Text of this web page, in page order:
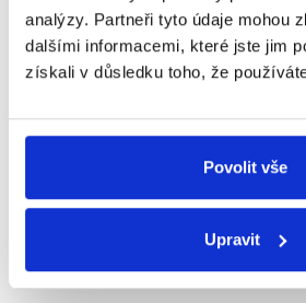
analýzy. Partneři tyto údaje mohou
dalšími informacemi, které jste jim
získali v důsledku toho, že
Povolit vše
Upravit
Celostátní výbor hnutí ANO 22.
jednomyslně odhlasoval, že
post premiéra za hnutí ANO
Ten se předchozí týden nechal
být nemusí.
„Jak už jsme avizovali, výbor
pana předsedu Andreje Babiše
kandidáta na premiéra,“
místopředsedkyně ANO
Jermanová natiskové konferenci